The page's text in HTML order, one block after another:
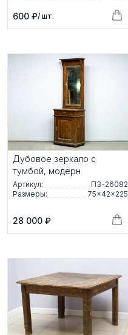
600 ₽/ шт.
Дубовое зеркало с
тумбой, модерн
Артикул:
ПЗ-26082
Размеры:
75×42×225
28 000 ₽